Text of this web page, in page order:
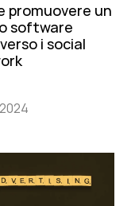
promuovere un
software
i social